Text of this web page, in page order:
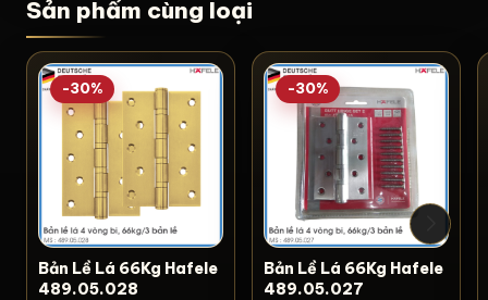
Sản phẩm cùng loại
-30%
Bản Lề Lá 66Kg Hafele
489.05.028
-30%
Bản Lề Lá 66Kg Hafele
489.05.027